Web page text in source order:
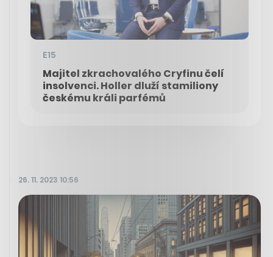
E15
Majitel zkrachovalého Cryfinu čelí
insolvenci. Holler dluží stamiliony
českému králi parfémů
26. 11. 2023 10:56